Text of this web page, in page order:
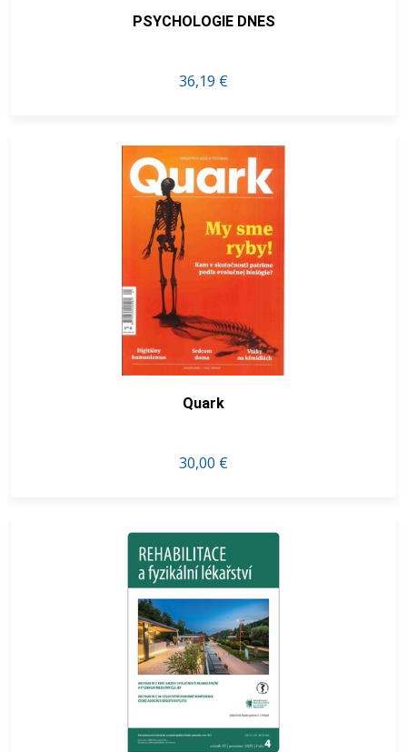
PSYCHOLOGIE DNES
36,19 €
Quark
30,00 €